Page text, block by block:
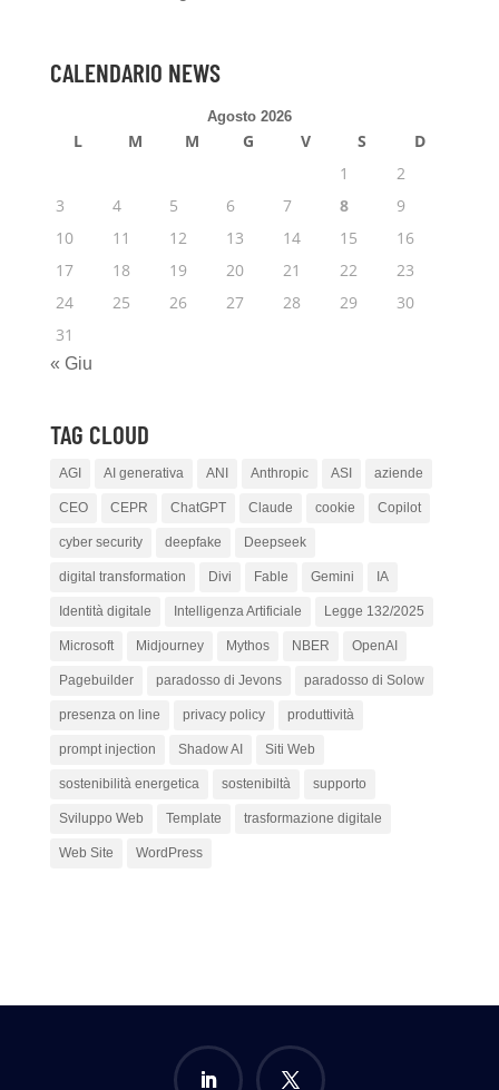
CALENDARIO NEWS
Agosto 2026
L M M G V S
D
1
2
3
4 5 6 7 8
9
10
11 12 13 14 15
16
17
18 19 20 21 22
23
24
25 26 27 28 29
30
31
« Giu
TAG CLOUD
AGI AI generativa ANI Anthropic ASI aziende
CEO CEPR ChatGPT Claude cookie Copilot
cyber security deepfake Deepseek
digital transformation Divi Fable Gemini IA
Identità digitale Intelligenza Artificiale Legge 132/2025
Microsoft Midjourney Mythos NBER OpenAI
Pagebuilder paradosso di Jevons paradosso di Solow
presenza on line privacy policy produttività
prompt injection Shadow AI Siti Web
sostenibilità energetica sostenibiltà supporto
Sviluppo Web Template trasformazione digitale
Web Site WordPress